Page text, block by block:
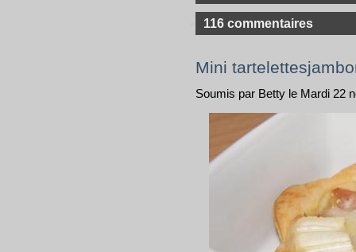
116 commentaires
Mini
Soumis par Betty le Mardi 22